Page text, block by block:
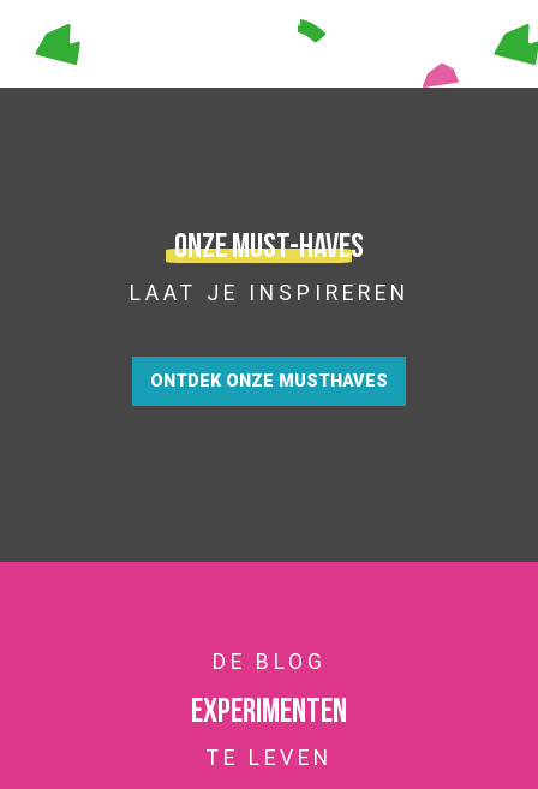
Onze must-haves
LAAT JE INSPIREREN
ONTDEK ONZE MUSTHAVES
DE BLOG
Experimenten
TE LEVEN